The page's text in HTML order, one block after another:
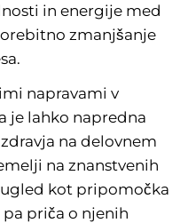
in energije med
zmanjšanje
napravami v
je lahko napredna
na delovnem
na znanstvenih
ugled kot pripomočka
priča o njenih